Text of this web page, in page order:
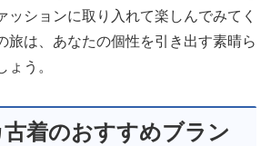
ッションに取り入れて楽しんでみてく
旅は、あなたの個性を引き出す素晴ら
ょう。
着のおすすめブラン